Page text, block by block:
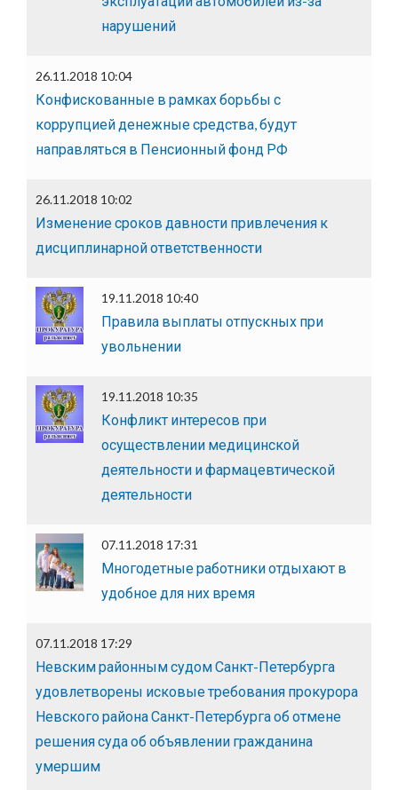
нарушений
26.11.2018 10:04
Конфискованные в рамках борьбы с
коррупцией денежные средства, будут
направляться в Пенсионный фонд РФ
26.11.2018 10:02
Изменение сроков давности привлечения к
дисциплинарной ответственности
19.11.2018 10:40
Правила выплаты отпускных при
увольнении
19.11.2018 10:35
Конфликт интересов при
осуществлении медицинской
деятельности и фармацевтической
деятельности
07.11.2018 17:31
Многодетные работники отдыхают в
удобное для них время
07.11.2018 17:29
Невским районным судом Санкт-Петербурга
удовлетворены исковые требования прокурора
Невского района Санкт-Петербурга об отмене
решения суда об объявлении гражданина
умершим